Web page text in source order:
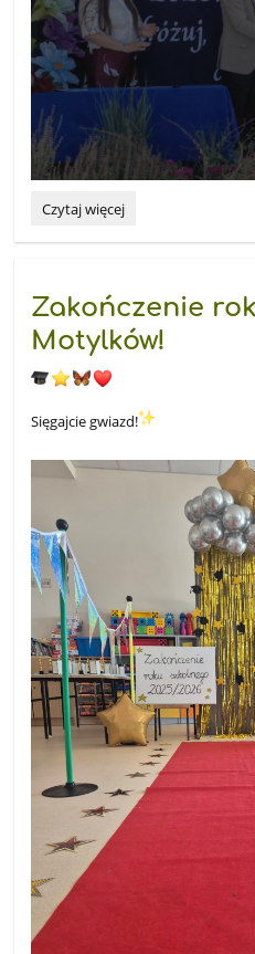
„Złap
żagle
Podróżuj,
śnij,
odkrywaj!”
Mark
:
Czytaj więcej
Zakończenie
Motylków!
Sięgajcie gwiazd!